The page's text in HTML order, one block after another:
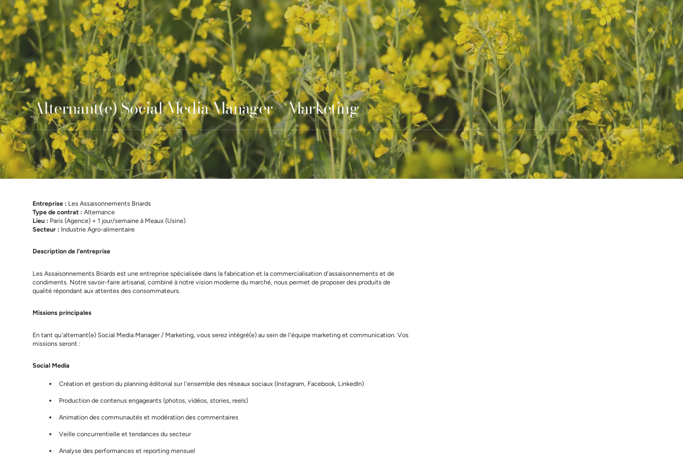
Alternant(e) Social Media Manager / Marketing
Entreprise : Les Assaisonnements Briards
Type de contrat : Alternance
Lieu : Paris (Agence) + 1 jour/semaine à Meaux (Usine)
Secteur : Industrie Agro-alimentaire
Description de l'entreprise
Les Assaisonnements Briards est une entreprise spécialisée dans la fabrication et la commercialisation d'assaisonnements et de
condiments. Notre savoir-faire artisanal, combiné à notre vision moderne du marché, nous permet de proposer des produits de
qualité répondant aux attentes des consommateurs.
Missions principales
En tant qu'alternant(e) Social Media Manager / Marketing, vous serez intégré(e) au sein de l'équipe marketing et communication. Vos
missions seront :
Social Media
Création et gestion du planning éditorial sur l'ensemble des réseaux sociaux (Instagram, Facebook, LinkedIn)
Production de contenus engageants (photos, vidéos, stories, reels)
Animation des communautés et modération des commentaires
Veille concurrentielle et tendances du secteur
Analyse des performances et reporting mensuel